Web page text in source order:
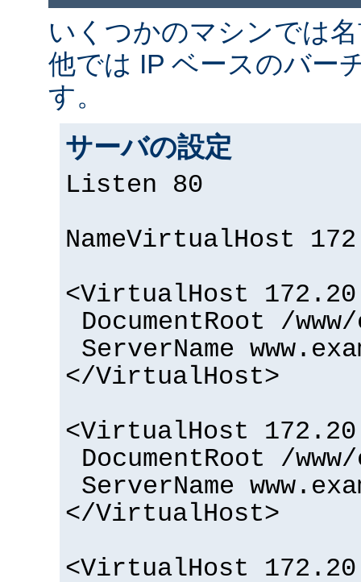
いくつかのマシンでは
他では IP ベースのバー
す。
サーバの設定
Listen 80
NameVirtualHost
<VirtualHost
DocumentRoot /
ServerName
</VirtualHost>
<VirtualHost
DocumentRoot /
ServerName
</VirtualHost>
<VirtualHost